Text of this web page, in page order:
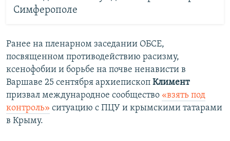
Симферополе
Ранее на пленарном заседании ОБСЕ,
посвященном противодействию расизму,
ксенофобии и борьбе на почве ненависти в
Варшаве 25 сентября архиепископ Климент
призвал международное сообщество «взять под
контроль» ситуацию с ПЦУ и крымскими татарами
в Крыму.